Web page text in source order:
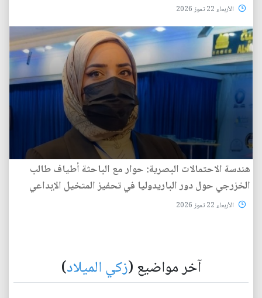
الأربعاء 22 تموز 2026
هندسة الاحتمالات البصرية: حوار مع الباحثة أطياف طالب
الخزرجي حول دور الباريدوليا في تحفيز المتخيل الإبداعي
الأربعاء 22 تموز 2026
آخر مواضيع (زكي الميلاد)